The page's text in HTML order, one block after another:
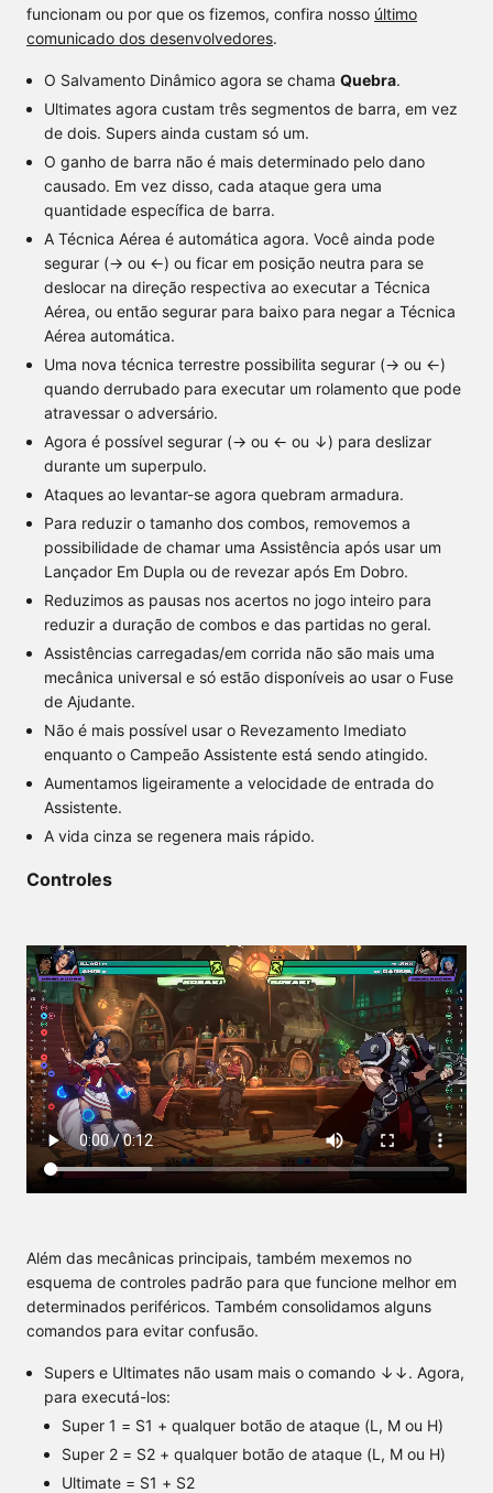
funcionam ou por que os fizemos, confira nosso último
comunicado dos desenvolvedores.
O Salvamento Dinâmico agora se chama Quebra.
Ultimates agora custam três segmentos de barra, em vez
de dois. Supers ainda custam só um.
O ganho de barra não é mais determinado pelo dano
causado. Em vez disso, cada ataque gera uma
quantidade específica de barra.
A Técnica Aérea é automática agora. Você ainda pode
segurar (→ ou ←) ou ficar em posição neutra para se
deslocar na direção respectiva ao executar a Técnica
Aérea, ou então segurar para baixo para negar a Técnica
Aérea automática.
Uma nova técnica terrestre possibilita segurar (→ ou ←)
quando derrubado para executar um rolamento que pode
atravessar o adversário.
Agora é possível segurar (→ ou ← ou ↓) para deslizar
durante um superpulo.
Ataques ao levantar-se agora quebram armadura.
Para reduzir o tamanho dos combos, removemos a
possibilidade de chamar uma Assistência após usar um
Lançador Em Dupla ou de revezar após Em Dobro.
Reduzimos as pausas nos acertos no jogo inteiro para
reduzir a duração de combos e das partidas no geral.
Assistências carregadas/em corrida não são mais uma
mecânica universal e só estão disponíveis ao usar o Fuse
de Ajudante.
Não é mais possível usar o Revezamento Imediato
enquanto o Campeão Assistente está sendo atingido.
Aumentamos ligeiramente a velocidade de entrada do
Assistente.
A vida cinza se regenera mais rápido.
Controles
Além das mecânicas principais, também mexemos no
esquema de controles padrão para que funcione melhor em
determinados periféricos. Também consolidamos alguns
comandos para evitar confusão.
Supers e Ultimates não usam mais o comando ↓↓. Agora,
para executá-los:
Super 1 = S1 + qualquer botão de ataque (L, M ou H)
Super 2 = S2 + qualquer botão de ataque (L, M ou H)
Ultimate = S1 + S2